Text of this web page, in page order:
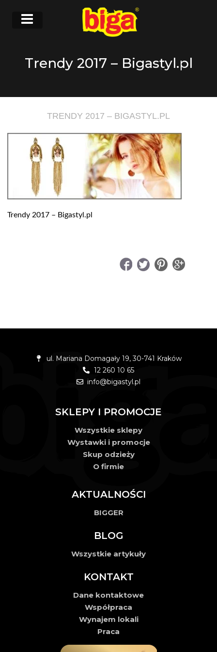
Trendy 2017 – Bigastyl.pl
TRENDY 2017 – BIGASTYL.PL
Trendy 2017 – Bigastyl.pl
ul. Mariana Domagały 19, 30-741 Kraków
12 260 10 65
info@bigastyl.pl
SKLEPY I PROMOCJE
Wszystkie sklepy
Wystawki i promocje
Skup odzieży
O firmie
AKTUALNOŚCI
BIGGER
BLOG
Wszystkie artykuły
KONTAKT
Dane kontaktowe
Współpraca
Wynajem lokali
Praca